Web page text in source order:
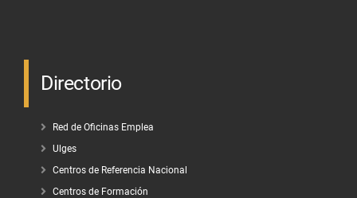
Directorio
Red de Oficinas Emplea
Ulges
Centros de Referencia Nacional
Centros de Formación